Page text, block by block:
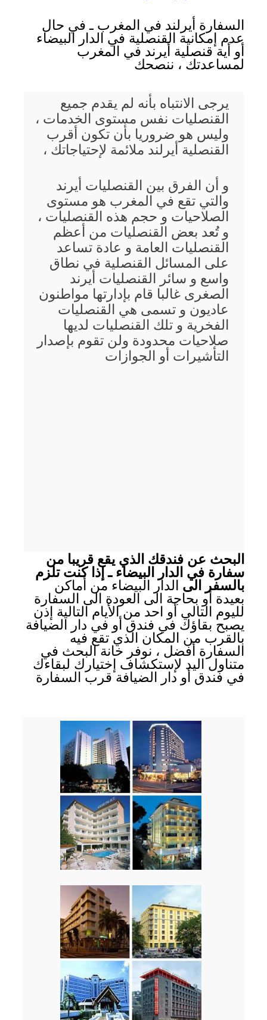
السفارة أيرلند في المغرب ـ في حال
عدم إمكانية القنصلية في الدار البيضاء
أو أية قنصلية أيرند في المغرب
لمساعدتك ، ننصحك
يرجى الانتباه بأنه لم يقدم جميع
القنصليات نفس مستوى الخدمات ،
وليس هو ضروريا بأن تكون أقرب
القنصلية أيرلند ملائمة لإحتياجاتك ،
و أن الفرق بين القنصليات أيرند
والتي تقع في المغرب هو مستوى
الصلاحيات و حجم هذه القنصليات ،
و تُعد بعض القنصليات من أعظم
القنصليات العامة و عادة تساعد
على المسائل القنصلية في نطاق
واسع و سائر القنصليات أيرند
الصغرى غالبا قام بإدارتها مواطنون
عاديون و تسمى هي القنصليات
الفخرية و تلك القنصليات لديها
صلاحيات محدودة ولن تقوم بإصدار
التأشيرات أو الجوازات
البحث عن فندقك الذي يقع قريبا من
سفارة في الدار البيضاء ـ إذا كنت تلزم
بالسفر الى الدار البيضاء من أماكن
بعيدة أو بحاجة الى العودة الى السفارة
لليوم التالي أو احد من الأيام التالية إذن
يصبح بقاؤك في فندق أو في دار الضيافة
بالقرب من المكان الذي تقع فيه
السفارة أفضل ، نوفر خانة البحث في
متناول اليد لإستكشاف إختيارك لبقاءك
في فندق أو دار الضيافة قرب السفارة